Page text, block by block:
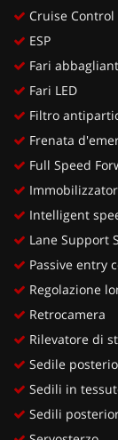
Cruise Control
ESP
Fari
Fari LED
Filtro
Frenata
Full Speed
Intelligent
Lane Support
Passive entry
Regolazione
Retrocamera
Rilevatore di
Sedile
Sedili in
Sedili